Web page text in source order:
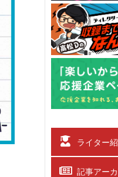
ライター
記事アー